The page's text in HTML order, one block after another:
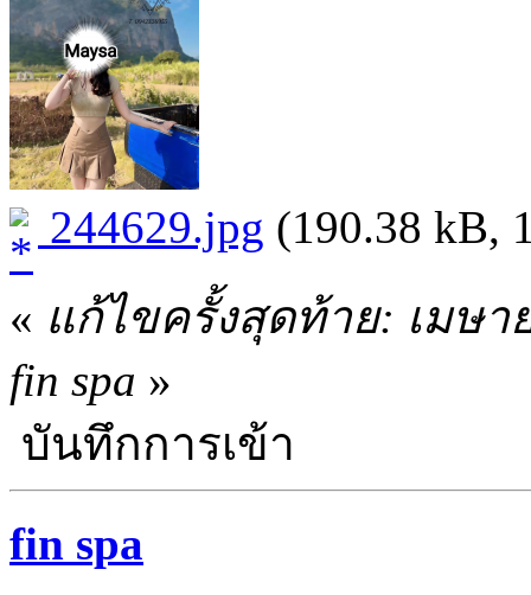
244629.jpg (190.38 kB,
« แก้ไขครั้งสุดท้าย: เมษา
fin spa »
บันทึกการเข้า
fin spa